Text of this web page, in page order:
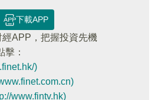
下載APP
APP，把握投資先機
擊：
)
www.fintv.hk)